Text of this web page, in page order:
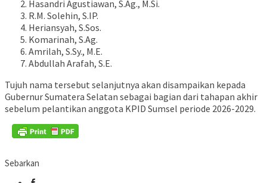
Hasandri Agustiawan, S.Ag., M.Si.
R.M. Solehin, S.IP.
Heriansyah, S.Sos.
Komarinah, S.Ag.
Amrilah, S.Sy., M.E.
Abdullah Arafah, S.E.
Tujuh nama tersebut selanjutnya akan disampaikan kepada
Gubernur Sumatera Selatan sebagai bagian dari tahapan akhir
sebelum pelantikan anggota KPID Sumsel periode 2026-2029.
Sebarkan